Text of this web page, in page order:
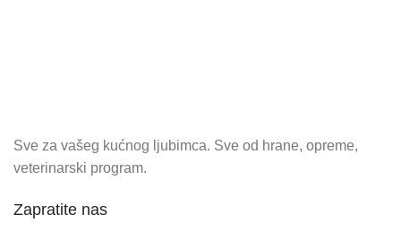
Sve za vašeg kućnog ljubimca. Sve od hrane, opreme,
veterinarski program.
Zapratite nas